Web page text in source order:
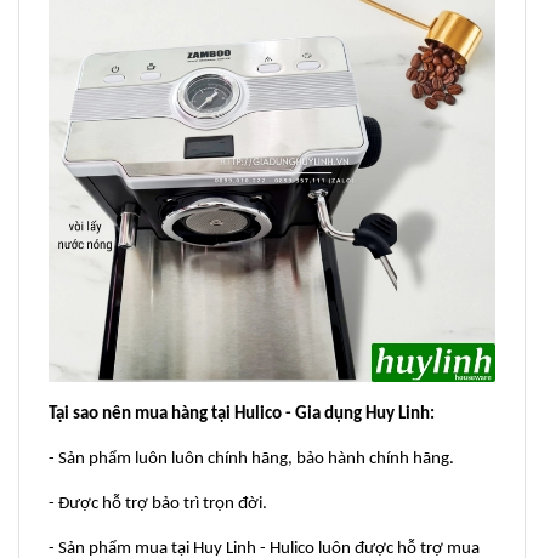
Tại sao nên mua hàng tại Hulico - Gia dụng Huy Linh:
- Sản phẩm luôn luôn chính hãng, bảo hành chính hãng.
- Được hỗ trợ bảo trì trọn đời.
- Sản phẩm mua tại Huy Linh - Hulico luôn được hỗ trợ mua